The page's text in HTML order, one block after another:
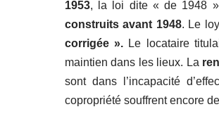
1953, la loi dite « de 1948
construits avant 1948. Le
corrigée ». Le locataire
maintien dans les lieux. La
sont dans l’incapacité
copropriété souffrent encore